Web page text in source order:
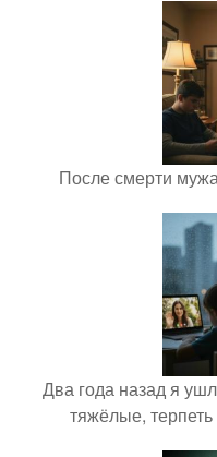
После смерти
Два года назад я
тяжёлые,